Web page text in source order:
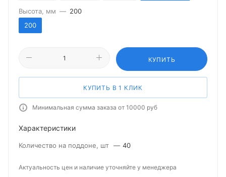
Высота, мм — 200
200
КУПИТЬ
КУПИТЬ В 1 КЛИК
Минимальная сумма заказа от 10000 руб
Характеристики
Количество на поддоне, шт — 40
Актуальность цен и наличие уточняйте у менеджера